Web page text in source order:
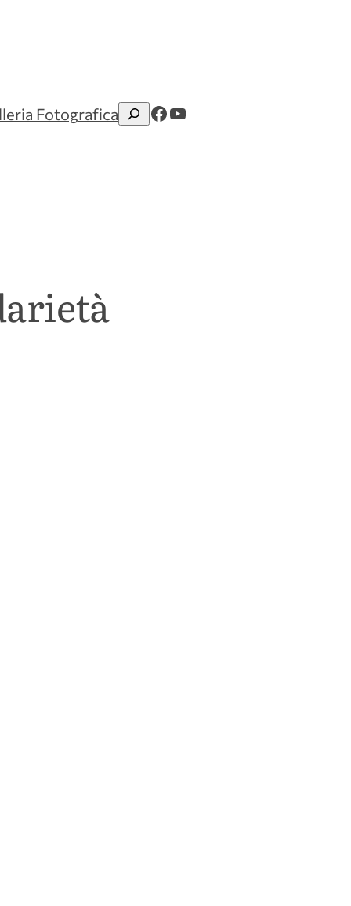
FotograficaCercaFacebook
YouTube